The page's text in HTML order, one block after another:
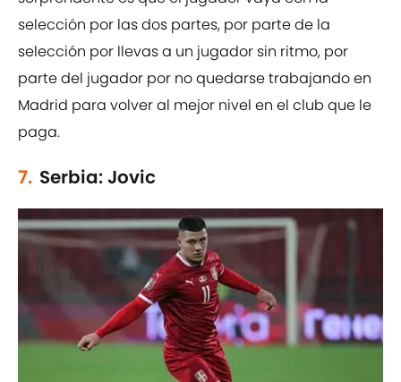
selección por las dos partes, por parte de la
selección por llevas a un jugador sin ritmo, por
parte del jugador por no quedarse trabajando en
Madrid para volver al mejor nivel en el club que le
paga.
7. Serbia: Jovic